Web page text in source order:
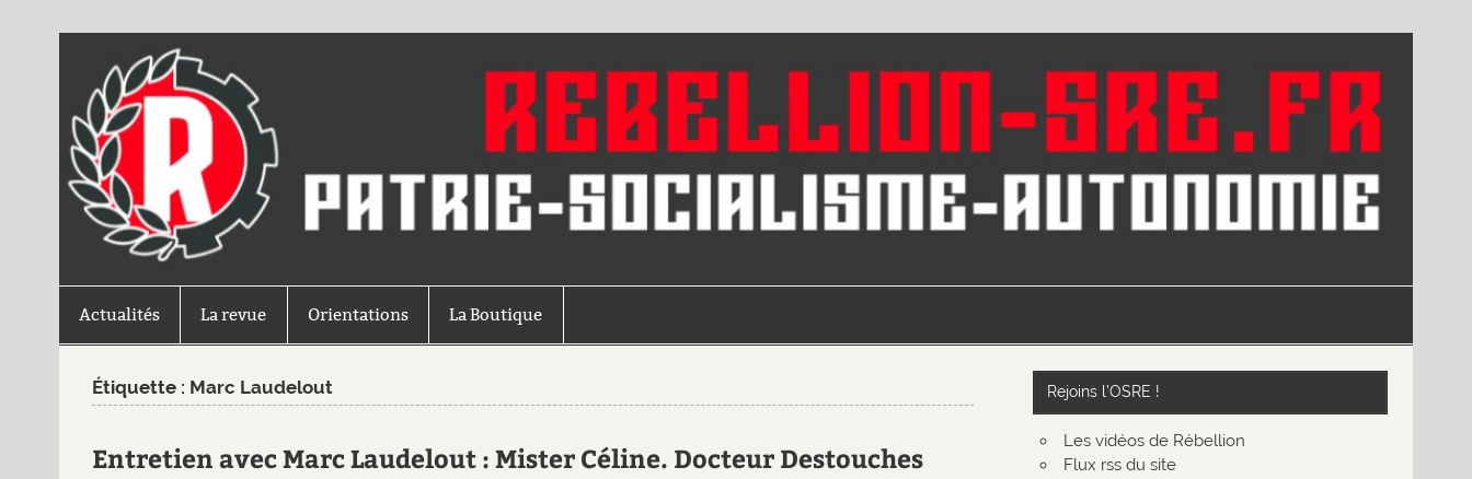
Actualités La revue Orientations La Boutique
Étiquette : Marc Laudelout
Entretien avec Marc Laudelout : Mister Céline. Docteur Destouches
Rejoins l’OSRE !
Les vidéos de Rébellion
Flux rss du site